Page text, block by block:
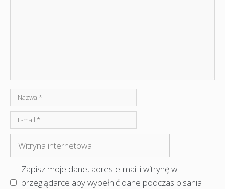
Nazwa
mail
internetowa
Zapisz moje dane, adres e-mail i witrynę w
przeglądarce aby wypełnić dane podczas pisania